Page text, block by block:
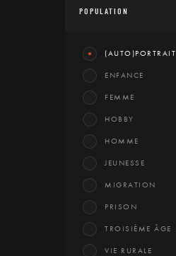
POPULATION
(AUTO)PORTRAIT
ENFANCE
FEMME
HOBBY
HOMME
JEUNESSE
MIGRATION
PRISON
TROISIÈME ÂGE
VIE RURALE